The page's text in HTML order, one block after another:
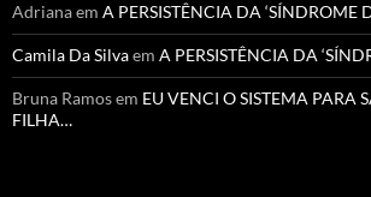
Adrianaem A PERSISTÊNCIA DA ‘SÍNDROME
Camila Da Silvaem A PERSISTÊNCIA DA
Bruna Ramosem EU VENCI O SISTEMA PARA
FILHA…